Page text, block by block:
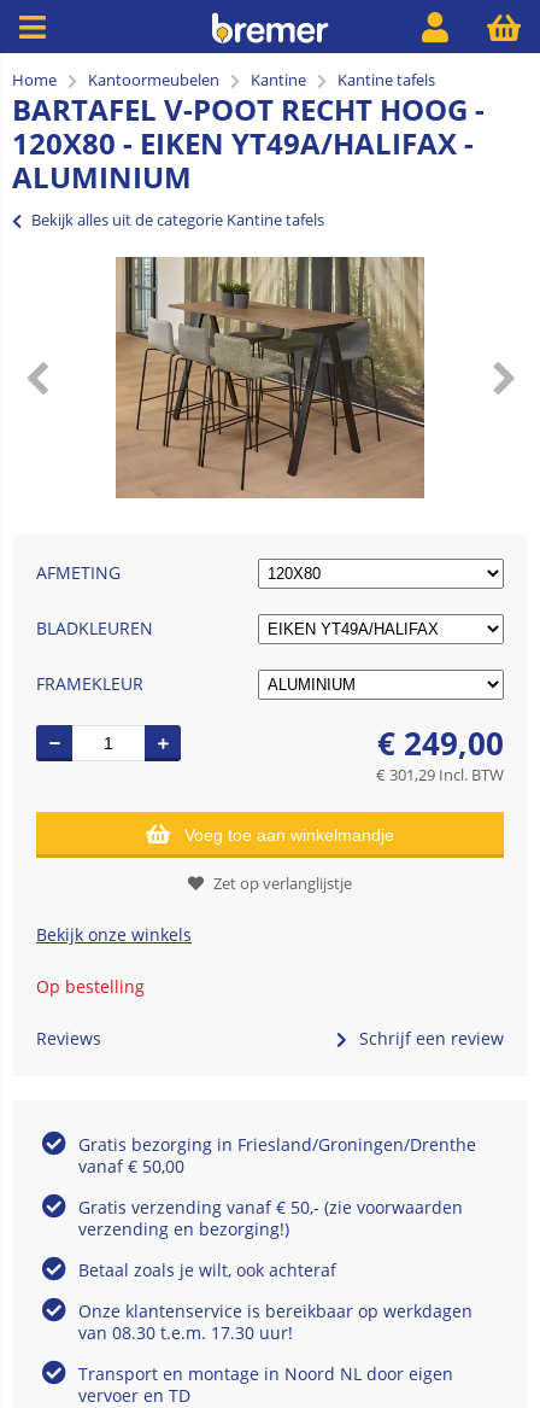
Home Kantoormeubelen Kantine Kantine tafels
BARTAFEL V-POOT RECHT HOOG -
120X80 - EIKEN YT49A/HALIFAX -
ALUMINIUM
Bekijk alles uit de categorie Kantine tafels
AFMETING
BLADKLEUREN
FRAMEKLEUR
€ 249,00
€ 301,29 Incl. BTW
Voeg toe aan winkelmandje
Zet op verlanglijstje
Bekijk onze winkels
Op bestelling
Reviews Schrijf een review
Gratis bezorging in Friesland/Groningen/Drenthe
vanaf € 50,00
Gratis verzending vanaf € 50,- (zie voorwaarden
verzending en bezorging!)
Betaal zoals je wilt, ook achteraf
Onze klantenservice is bereikbaar op werkdagen
van 08.30 t.e.m. 17.30 uur!
Transport en montage in Noord NL door eigen
vervoer en TD